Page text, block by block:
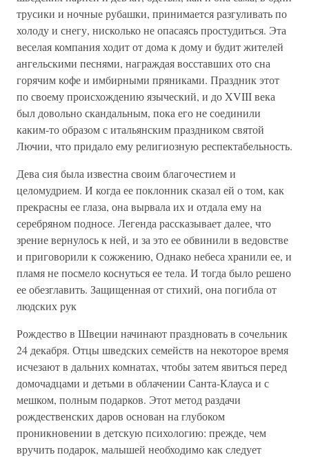
трусики и ночные рубашки, принимается разгуливать по
холоду и снегу, нисколько не опасаясь простудиться. Эта
веселая компания ходит от дома к дому и будит жителей
ангельскими песнями, награждая восставших ото сна
горячим кофе и имбирными пряниками. Праздник этот
по своему происхождению языческий, и до XVIII века
был довольно скандальным, пока его не соединили
каким-то образом с итальянским праздником святой
Лючии, что придало ему религиозную респектабельность.
Дева сия была известна своим благочестием и
целомудрием. И когда ее поклонник сказал ей о том, как
прекрасны ее глаза, она вырвала их и отдала ему на
серебряном подносе. Легенда рассказывает далее, что
зрение вернулось к ней, и за это ее обвинили в ведовстве
и приговорили к сожжению, Однако небеса хранили ее, и
пламя не посмело коснуться ее тела. И тогда было решено
ее обезглавить. Защищенная от стихий, она погибла от
людских рук
Рождество в Швеции начинают праздновать в сочельник
24 декабря. Отцы шведских семейств на некоторое время
исчезают в дальних комнатах, чтобы затем явиться перед
домочадцами и детьми в облачении Санта-Клауса и с
мешком, полным подарков. Этот метод раздачи
рождественских даров основан на глубоком
проникновении в детскую психологию: прежде, чем
вручить подарок, малышей необходимо как следует